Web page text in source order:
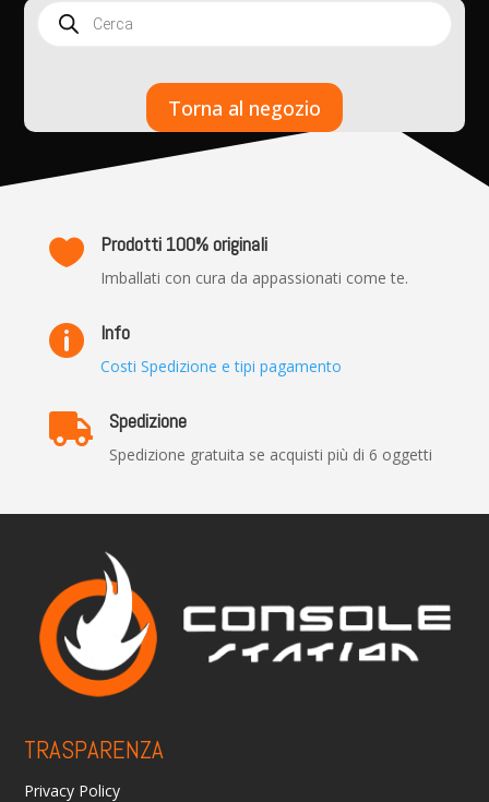
search
Torna al negozio
 Prodotti 100% originali
Imballati con cura da appassionati come te.
 Info
Costi Spedizione e tipi pagamento
 Spedizione
Spedizione gratuita se acquisti più di 6 oggetti
TRASPARENZA
Privacy Policy